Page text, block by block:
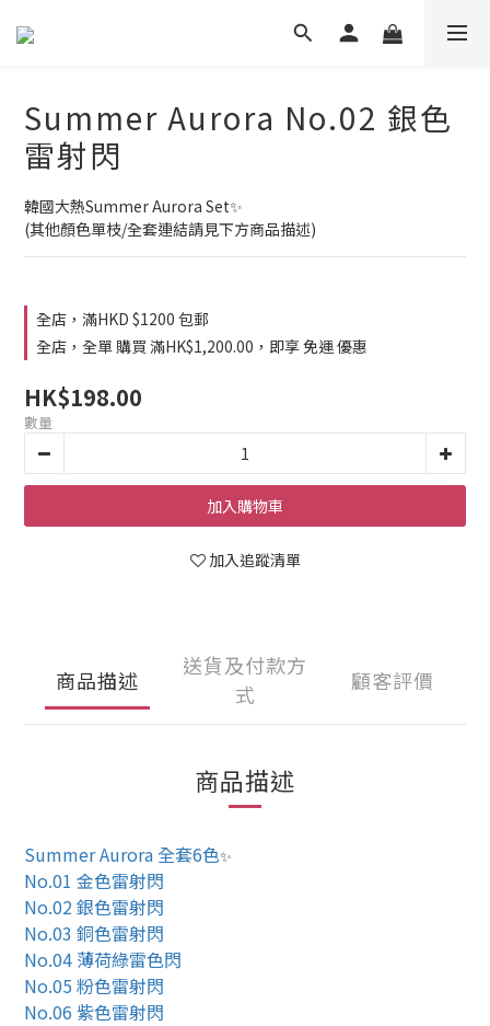
Summer Aurora No.02 銀色
雷射閃
韓國大熱Summer Aurora Set✨
(其他顏色單枝/全套連結請見下方商品描述)
全店，滿HKD $1200 包郵
全店，全單 購買 滿HK$1,200.00，即享 免運 優惠
HK$198.00
數量
加入購物車
加入追蹤清單
商品描述
送貨及付款方
式
顧客評價
商品描述
Summer Aurora 全套6色✨
No.01 金色雷射閃
No.02 銀色雷射閃
No.03 銅色雷射閃
No.04 薄荷綠雷色閃
No.05 粉色雷射閃
No.06 紫色雷射閃